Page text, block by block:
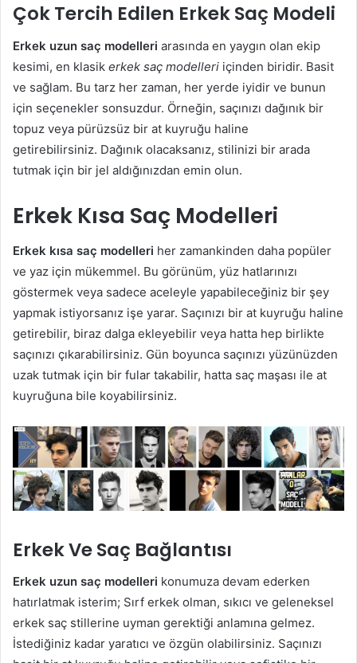
Çok Tercih Edilen Erkek Saç Modeli
Erkek uzun saç modelleri arasında en yaygın olan ekip
kesimi, en klasik erkek saç modelleri içinden biridir. Basit
ve sağlam. Bu tarz her zaman, her yerde iyidir ve bunun
için seçenekler sonsuzdur. Örneğin, saçınızı dağınık bir
topuz veya pürüzsüz bir at kuyruğu haline
getirebilirsiniz. Dağınık olacaksanız, stilinizi bir arada
tutmak için bir jel aldığınızdan emin olun.
Erkek Kısa Saç Modelleri
Erkek kısa saç modelleri her zamankinden daha popüler
ve yaz için mükemmel. Bu görünüm, yüz hatlarınızı
göstermek veya sadece aceleyle yapabileceğiniz bir şey
yapmak istiyorsanız işe yarar. Saçınızı bir at kuyruğu haline
getirebilir, biraz dalga ekleyebilir veya hatta hep birlikte
saçınızı çıkarabilirsiniz. Gün boyunca saçınızı yüzünüzden
uzak tutmak için bir fular takabilir, hatta saç maşası ile at
kuyruğuna bile koyabilirsiniz.
Erkek Ve Saç Bağlantısı
Erkek uzun saç modelleri konumuza devam ederken
hatırlatmak isterim; Sırf erkek olman, sıkıcı ve geleneksel
erkek saç stillerine uyman gerektiği anlamına gelmez.
İstediğiniz kadar yaratıcı ve özgün olabilirsiniz. Saçınızı